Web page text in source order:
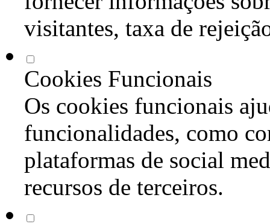
visitantes, taxa de
Cookies Funcionais
Os cookies funcionais
funcionalidades, como
plataformas de social
recursos de terceiros.